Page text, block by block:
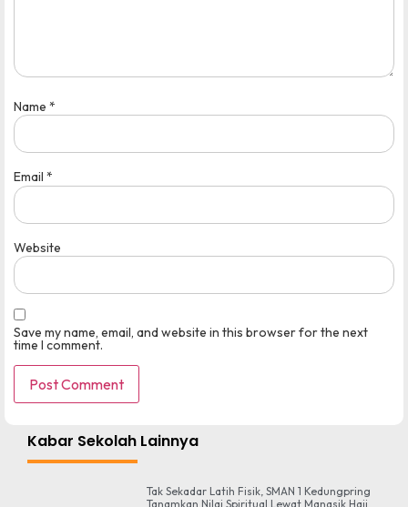
Name *
Email *
Website
Save my name, email, and website in this browser for the next
time I comment.
Kabar Sekolah Lainnya
Tak Sekadar Latih Fisik, SMAN 1 Kedungpring
Tanamkan Nilai Spiritual Lewat Manasik Haji